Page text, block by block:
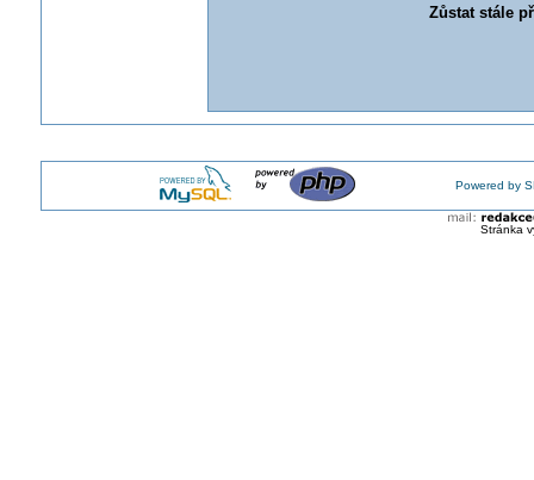
Zůstat stále
Powered by
Stránka